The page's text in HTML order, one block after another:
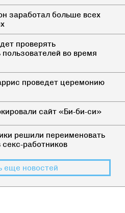
заработал больше всех
проверять
во время
проведет церемонию
сайт «Би-би-си»
решили переименовать
секс-работников
еще новостей